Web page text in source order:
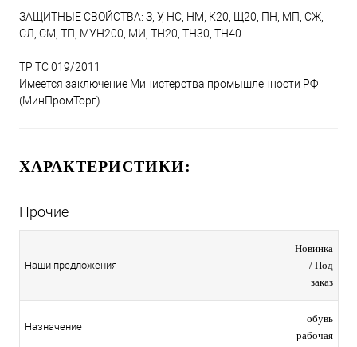
ЗАЩИТНЫЕ СВОЙСТВА: З, У, НС, НМ, К20, Щ20, ПН, МП, СЖ,
СЛ, СМ, ТП, МУН200, МИ, ТН20, ТН30, ТН40
ТР ТС 019/2011
Имеется заключение Министерства промышленности РФ
(МинПромТорг)
ХАРАКТЕРИСТИКИ:
Прочие
Наши предложения
Новинка
/ Под
заказ
Назначение
обувь
рабочая